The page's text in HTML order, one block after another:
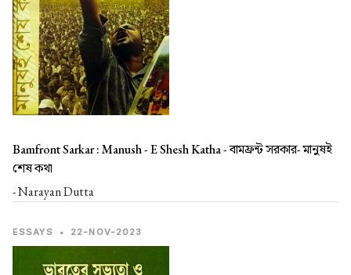
Bamfront Sarkar : Manush - E Shesh Katha -বামফ্রন্ট সরকার- মানুষই
শেষ কথা
- Narayan Dutta
ESSAYS • 22-NOV-2023